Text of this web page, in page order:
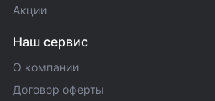
Акции
Наш сервис
О компании
Договор оферты